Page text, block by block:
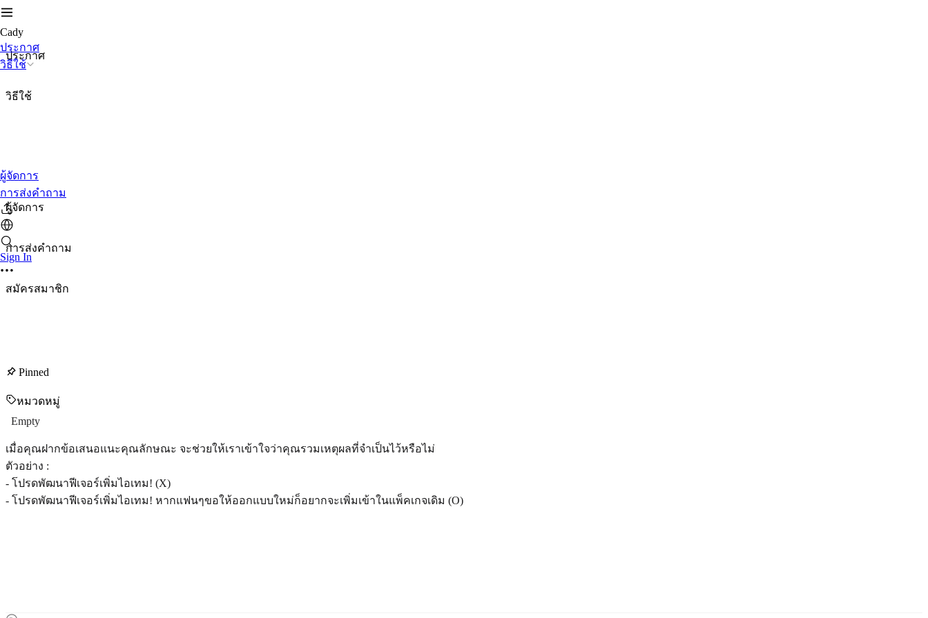
Cady
ประกาศ
วิธีใช้
ผู้จัดการ
การส่งคำถาม
Sign In
ประกาศ
วิธีใช้
ผู้จัดการ
การส่งคำถาม
สมัครสมาชิก
Pinned
หมวดหมู่
Empty
เมื่อคุณฝากข้อเสนอแนะคุณลักษณะ จะช่วยให้เราเข้าใจว่าคุณรวมเหตุผลที่จำเป็นไว้หรือไม่
ตัวอย่าง :
- โปรดพัฒนาฟีเจอร์เพิ่มไอเทม! (X)
- โปรดพัฒนาฟีเจอร์เพิ่มไอเทม! หากแฟนๆขอให้ออกแบบใหม่ก็อยากจะเพิ่มเข้าในแพ็คเกจเดิม (O)